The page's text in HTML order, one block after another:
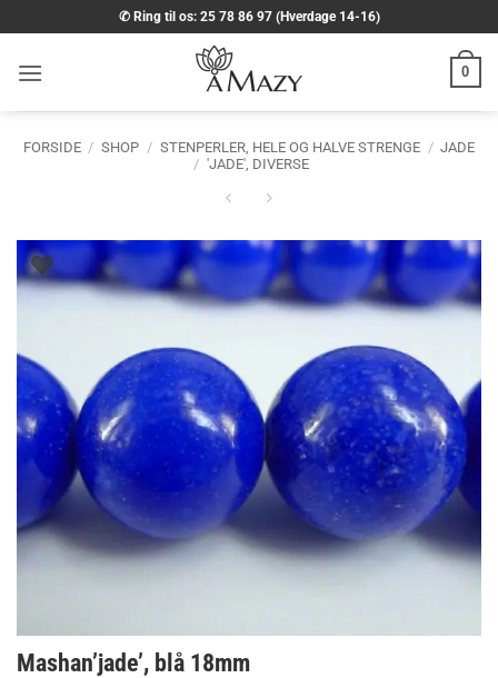
til
indhold
✆ Ring til os: 25 78 86 97 (Hverdage 14-16)
0
FORSIDE / SHOP / STENPERLER, HELE OG HALVE STRENGE / JADE
/ 'JADE', DIVERSE
Mashan’jade’, blå 18mm